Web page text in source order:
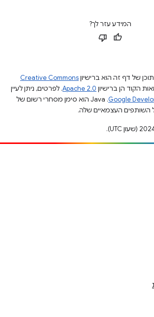
המידע עזר לך?
של דף זה הוא ברישיוןCreative Commons
הקוד הן ברישיון Apache 2.0. לפרטים, ניתן לעיין
.‏ Java הוא סימן מסחרי רשום של